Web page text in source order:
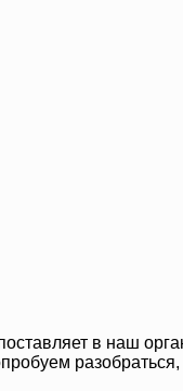
в наш